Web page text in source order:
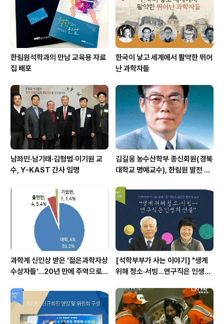
더스트리 포럼 등 다채로운 프로그램이 마련됐다. 또 국내
과학기술 기관장과 ..
한림원석학과의 만남 교육용 자료
집 배포
한국이 낳고 세계에서 활약한 뛰어
난 과학자들
남좌민·남기태·김형범·이기원 교
수, Y-KAST 간사 임명
김길웅 농수산학부 종신회원(경북
대학교 명예교수), 한림원 발전 위
과학계 신인상 받은 '젊은과학자상
수상자들'…20년 만에 주역으로
[석학부부가 사는 이야기] "생계
위해 청소·서빙…연구직은 인생의